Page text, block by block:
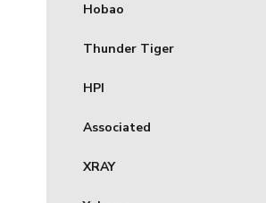
Hobao
Thunder Tiger
HPI
Associated
XRAY